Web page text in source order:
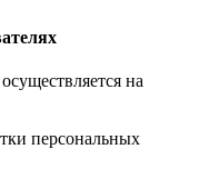
на
персональных